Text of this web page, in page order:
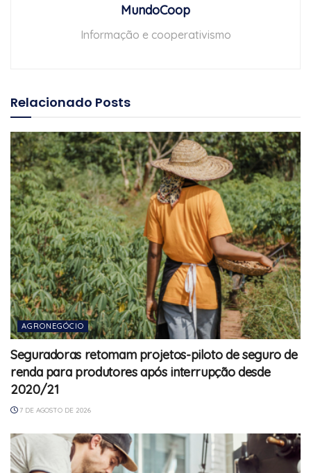
MundoCoop
Informação e cooperativismo
Relacionado Posts
AGRONEGÓCIO
Seguradoras retomam projetos-piloto de seguro de
renda para produtores após interrupção desde
2020/21
7 DE AGOSTO DE 2026